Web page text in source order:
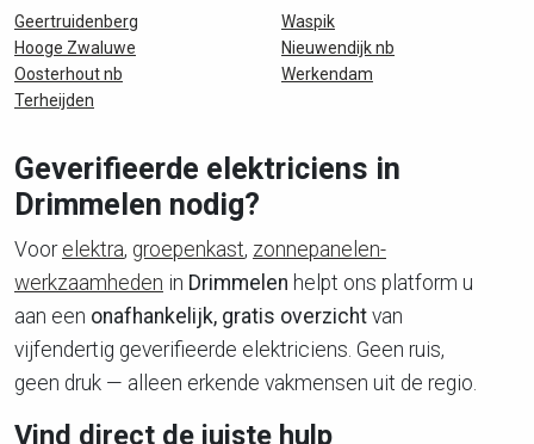
Geertruidenberg
Hooge Zwaluwe
Oosterhout nb
Terheijden
Waspik
Nieuwendijk nb
Werkendam
Geverifieerde elektriciens in
Drimmelen nodig?
Voor elektra, groepenkast, zonnepanelen-
werkzaamheden in Drimmelen helpt ons platform u
aan een onafhankelijk, gratis overzicht van
vijfendertig geverifieerde elektriciens. Geen ruis,
geen druk — alleen erkende vakmensen uit de regio.
Vind direct de juiste hulp